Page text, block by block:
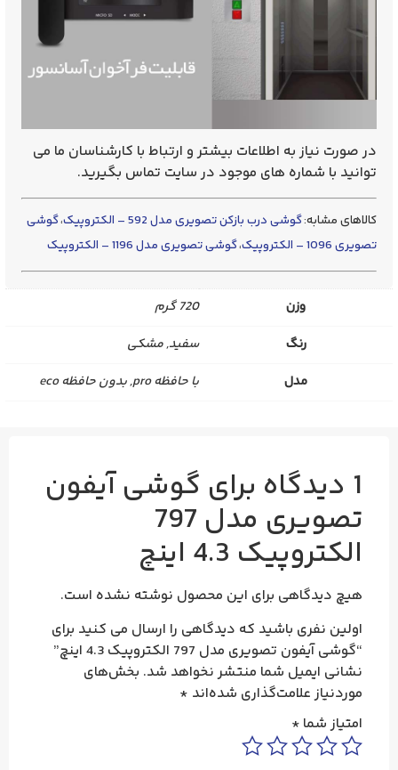
در صورت نیاز به اطلاعات بیشتر و ارتباط با کارشناسان ما می
توانید با شماره های موجود در سایت تماس بگیرید.
کالاهای مشابه:گوشی درب بازکن تصویری مدل 592 – الکتروپیک ،گوشی
تصویری 1096 – الکتروپیک
،گوشی تصویری مدل 1196 – الکتروپیک
وزن
720 گرم
رنگ
سفید, مشکی
مدل
با حافظه pro, بدون حافظه eco
1 دیدگاه برای گوشی آیفون
تصویری مدل 797
الکتروپیک 4.3 اینچ
هیچ دیدگاهی برای این محصول نوشته نشده است.
اولین نفری باشید که دیدگاهی را ارسال می کنید برای
“گوشی آیفون تصویری مدل 797 الکتروپیک 4.3 اینچ”
نشانی ایمیل شما منتشر نخواهد شد. بخش‌های
موردنیاز علامت‌گذاری شده‌اند *
امتیاز شما *